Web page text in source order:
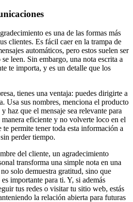
es una de las formas más
clientes. Es fácil caer en la trampa de
automáticos, pero estos suelen ser
leen. Sin embargo, una nota escrita a
te importa, y es un detalle que los
tienes una ventaja: puedes dirigirte a
Usa sus nombres, menciona el producto
haz que el mensaje sea relevante para
eficiente y no volverte loco en el
permite tener toda esta información a
perder tiempo.
del cliente, un agradecimiento
transforma una simple nota en una
solo demuestra gratitud, sino que
importante para ti. Y, si además
tus redes o visitar tu sitio web, estás
la relación abierta para futuras